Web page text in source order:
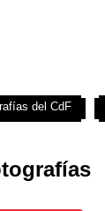
del CdF